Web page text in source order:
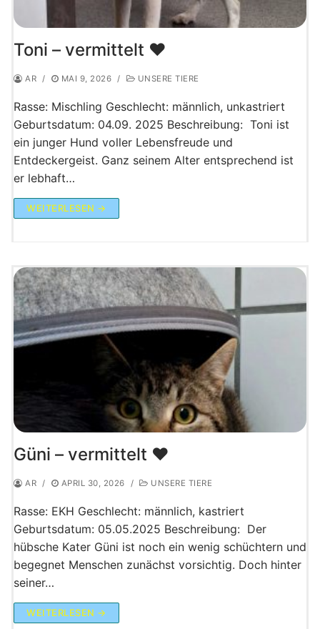
Toni – vermittelt ♥️
AR / MAI 9, 2026 / UNSERE TIERE
Rasse: Mischling Geschlecht: männlich, unkastriert
Geburtsdatum: 04.09. 2025 Beschreibung: Toni ist
ein junger Hund voller Lebensfreude und
Entdeckergeist. Ganz seinem Alter entsprechend ist
er lebhaft…
WEITERLESEN →
Güni – vermittelt ♥️
AR / APRIL 30, 2026 / UNSERE TIERE
Rasse: EKH Geschlecht: männlich, kastriert
Geburtsdatum: 05.05.2025 Beschreibung: Der
hübsche Kater Güni ist noch ein wenig schüchtern und
begegnet Menschen zunächst vorsichtig. Doch hinter
seiner…
WEITERLESEN →